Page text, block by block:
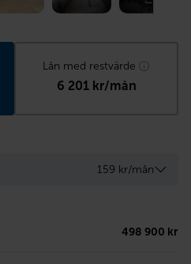
Lån med restvärde
6 201 kr/mån
159 kr/mån
498 900 kr